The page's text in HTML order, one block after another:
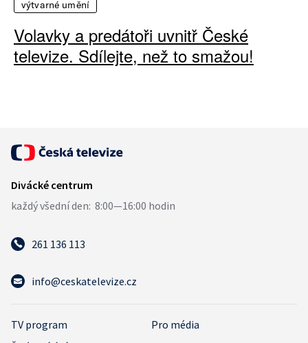
výtvarné umění
Volavky a predátoři uvnitř České
televize. Sdílejte, než to smažou!
261 136 113
info@ceskatelevize.cz
TV program
Pro média